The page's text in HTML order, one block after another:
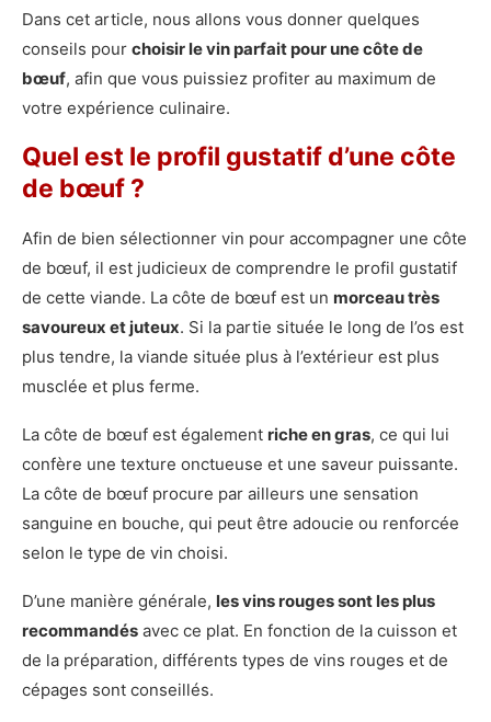
Dans cet article, nous allons vous donner quelques
conseils pour choisir le vin parfait pour une côte de
bœuf, afin que vous puissiez profiter au maximum de
votre expérience culinaire.
Quel est le profil gustatif d’une côte
de bœuf ?
Afin de bien sélectionner vin pour accompagner une côte
de bœuf, il est judicieux de comprendre le profil gustatif
de cette viande. La côte de bœuf est un morceau très
savoureux et juteux. Si la partie située le long de l’os est
plus tendre, la viande située plus à l’extérieur est plus
musclée et plus ferme.
La côte de bœuf est également riche en gras, ce qui lui
confère une texture onctueuse et une saveur puissante.
La côte de bœuf procure par ailleurs une sensation
sanguine en bouche, qui peut être adoucie ou renforcée
selon le type de vin choisi.
D’une manière générale, les vins rouges sont les plus
recommandés avec ce plat. En fonction de la cuisson et
de la préparation, différents types de vins rouges et de
cépages sont conseillés.